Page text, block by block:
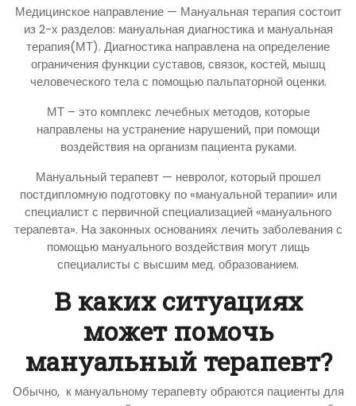
Медицинское направление — Мануальная терапия состоит
из 2-х разделов: мануальная диагностика и мануальная
терапия(МТ). Диагностика направлена на определение
ограничения функции суставов, связок, костей, мышц
человеческого тела с помощью пальпаторной оценки.
МТ – это комплекс лечебных методов, которые
направлены на устранение нарушений, при помощи
воздействия на организм пациента руками.
Мануальный терапевт — невролог, который прошел
постдипломную подготовку по «мануальной терапии» или
специалист с первичной специализацией «мануального
терапевта». На законных основаниях лечить заболевания с
помощью мануального воздействия могут лищь
специалисты с высшим мед. образованием.
В каких ситуациях
может помочь
мануальный терапевт?
Обычно, к мануальному терапевту обраются пациенты для